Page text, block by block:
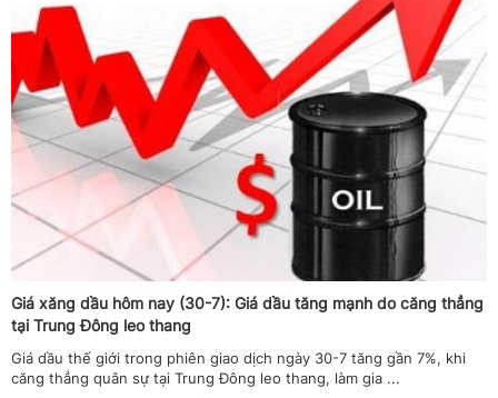
Giá xăng dầu hôm nay (30-7): Giá dầu tăng mạnh do căng thẳng
tại Trung Đông leo thang
Giá dầu thế giới trong phiên giao dịch ngày 30-7 tăng gần 7%, khi
căng thẳng quân sự tại Trung Đông leo thang, làm gia ...